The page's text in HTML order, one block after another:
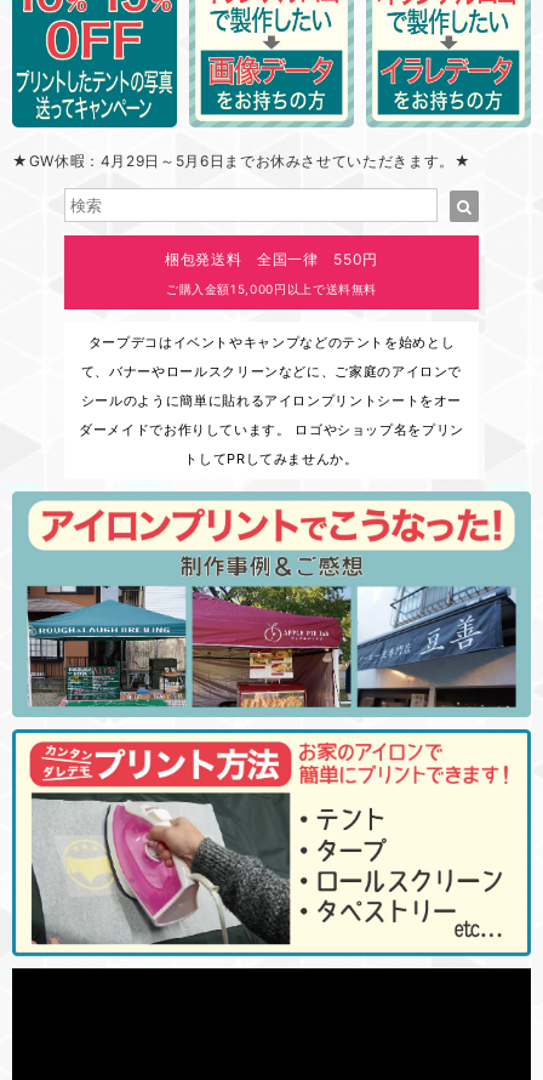
★GW休暇：4月29日～5月6日までお休みさせていただきます。★
梱包発送料 全国一律 550円
ご購入金額15,000円以上で送料無料
タープデコはイベントやキャンプなどのテントを始めとし
て、バナーやロールスクリーンなどに、ご家庭のアイロンで
シールのように簡単に貼れるアイロンプリントシートをオー
ダーメイドでお作りしています。 ロゴやショップ名をプリン
トしてPRしてみませんか。